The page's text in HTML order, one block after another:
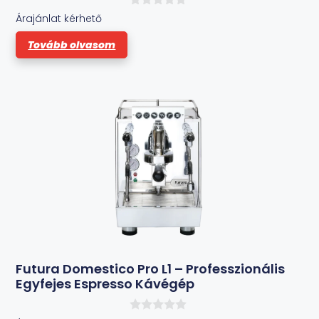
Árajánlat kérhető
Tovább olvasom
Futura Domestico Pro L1 – Professzionális
Egyfejes Espresso Kávégép